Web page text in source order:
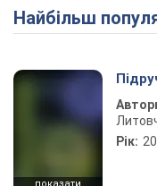
Найбільш
Рік: